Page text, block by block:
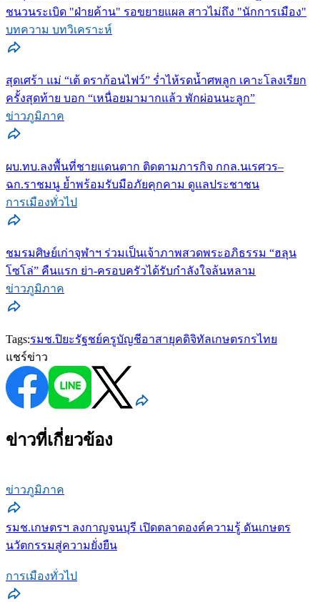
ชนวนระเบิด "ฝ่ายค้าน" รอขยายแผล สาวไม่ถึง "นักการเมือง"
บทความ บทวิเคราะห์
สุดเศร้า แม่ “เต้ ดราก้อนไฟว์” ร่ำไห้รดน้ำศพลูก เคาะโลงเรียก
ครั้งสุดท้าย บอก “เหนื่อยมามากแล้ว พักผ่อนนะลูก”
ข่าวภูมิภาค
ผบ.ทบ.ลงพื้นที่ชายแดนตาก ติดตามภารกิจ กกล.นเรศวร–
ฉก.ราชมนู ย้ำพร้อมรับมือภัยคุกคาม ดูแลประชาชน
การเมืองทั่วไป
ชมรมศิษย์เก่าจุฬาฯ ร่วมเป็นเจ้าภาพสวดพระอภิธรรม “ฮลุน
โซโล่” คืนแรก ย่า-ครอบครัวได้รับกำลังใจล้นหลาม
ข่าวภูมิภาค
Tags:รมช.ปิยะรัฐชย์ครูบัญชีอาสายุคดิจิทัลเกษตรกรไทย
แชร์ข่าว
ข่าวที่เกี่ยวข้อง
ข่าวภูมิภาค
รมช.เกษตรฯ ลงกาญจนบุรี เปิดตลาดองค์ความรู้ ดันเกษตร
นวัตกรรมสู่ความยั่งยืน
การเมืองทั่วไป